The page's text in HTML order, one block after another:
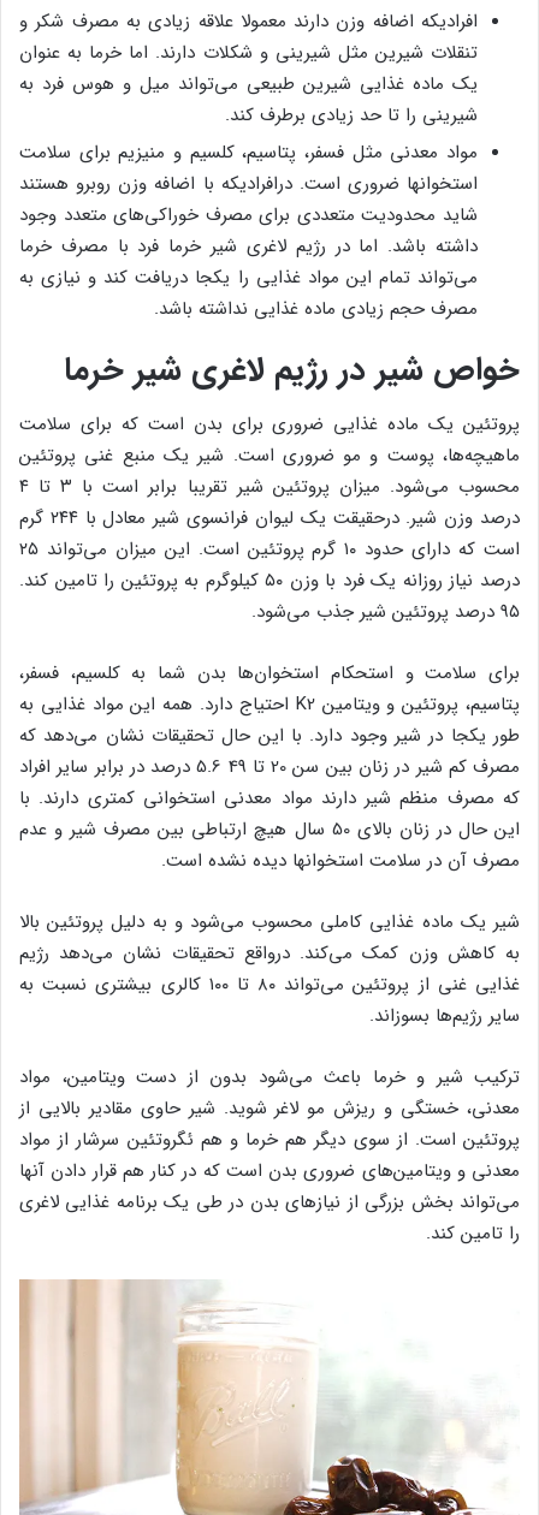
افرادیکه اضافه وزن دارند معمولا علاقه زیادی به مصرف شکر و
تنقلات شیرین مثل شیرینی و شکلات دارند. اما خرما به عنوان
یک ماده غذایی شیرین طبیعی می‌تواند میل و هوس فرد به
شیرینی را تا حد زیادی برطرف کند.
مواد معدنی مثل فسفر، پتاسیم، کلسیم و منیزیم برای سلامت
استخوانها ضروری است. درافرادیکه با اضافه وزن روبرو هستند
شاید محدودیت متعددی برای مصرف خوراکی‌های متعدد وجود
داشته باشد. اما در رژیم لاغری شیر خرما فرد با مصرف خرما
می‌تواند تمام این مواد غذایی را یکجا دریافت کند و نیازی به
مصرف حجم زیادی ماده غذایی نداشته باشد.
خواص شیر در رژیم لاغری شیر خرما
پروتئین یک ماده غذایی ضروری برای بدن است که برای سلامت
ماهیچه‌ها، پوست و مو ضروری است. شیر یک منبع غنی پروتئین
محسوب می‌شود. میزان پروتئین شیر تقریبا برابر است با ۳ تا ۴
درصد وزن شیر. درحقیقت یک لیوان فرانسوی شیر معادل با ۲۴۴ گرم
است که دارای حدود ۱۰ گرم پروتئین است. این میزان می‌تواند ۲۵
درصد نیاز روزانه یک فرد با وزن ۵۰ کیلوگرم به پروتئین را تامین کند.
۹۵ درصد پروتئین شیر جذب می‌شود.
برای سلامت و استحکام استخوان‌ها بدن شما به کلسیم، فسفر،
پتاسیم، پروتئین و ویتامین K2 احتیاج دارد. همه این مواد غذایی به
طور یکجا در شیر وجود دارد. با این حال تحقیقات نشان می‌دهد که
مصرف کم شیر در زنان بین سن 20 تا 49 5.6 درصد در برابر سایر افراد
که مصرف منظم شیر دارند مواد معدنی استخوانی کمتری دارند. با
این حال در زنان بالای 50 سال هیچ ارتباطی بین مصرف شیر و عدم
مصرف آن در سلامت استخوانها دیده نشده است.
شیر یک ماده غذایی کاملی محسوب می‌شود و به دلیل پروتئین بالا
به کاهش وزن کمک می‌کند. درواقع تحقیقات نشان می‌دهد رژیم
غذایی غنی از پروتئین می‌تواند ۸۰ تا ۱۰۰ کالری بیشتری نسبت به
سایر رژیم‌ها بسوزاند.
ترکیب شیر و خرما باعث می‌شود بدون از دست ویتامین، مواد
معدنی، خستگی و ریزش مو لاغر شوید. شیر حاوی مقادیر بالایی از
پروتئین است. از سوی دیگر هم خرما و هم ئگروتئین سرشار از مواد
معدنی و ویتامین‌های ضروری بدن است که در کنار هم قرار دادن آنها
می‌تواند بخش بزرگی از نیازهای بدن در طی یک برنامه غذایی لاغری
را تامین کند.